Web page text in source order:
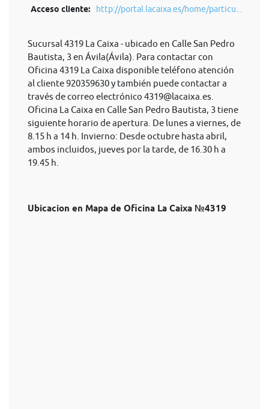
Acceso cliente: http://portal.lacaixa.es/home/particu...
Sucursal 4319 La Caixa - ubicado en Calle San Pedro
Bautista, 3 en Ávila(Ávila). Para contactar con
Oficina 4319 La Caixa disponible teléfono atención
al cliente 920359630 y también puede contactar a
través de correo electrónico 4319@lacaixa.es
Oficina La Caixa en Calle San Pedro Bautista, 3 tiene
siguiente horario de apertura. De lunes a viernes, de
8.15 h a 14 h. Invierno: Desde octubre hasta abril,
ambos incluidos, jueves por la tarde, de 16.30 h a
19.45 h.
Ubicacion en Mapa de Oficina La Caixa №4319